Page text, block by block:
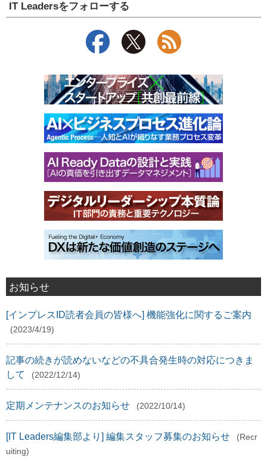
IT Leadersをフォローする
お知らせ
[インプレスID読者会員の皆様へ] 機能強化に関するご案内
(2023/4/19)
記事の続きが読めないなどの不具合発生時の対応につきま
して
(2022/12/14)
定期メンテナンスのお知らせ (2022/10/14)
[IT Leaders編集部より] 編集スタッフ募集のお知らせ
(Recr
uiting)